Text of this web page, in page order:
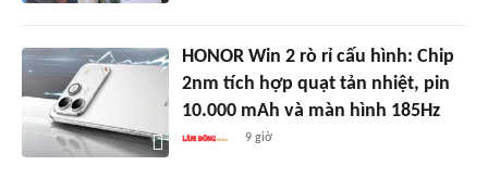
HONOR Win 2 rò rỉ cấu hình: Chip
2nm tích hợp quạt tản nhiệt, pin
10.000 mAh và màn hình 185Hz
9 giờ